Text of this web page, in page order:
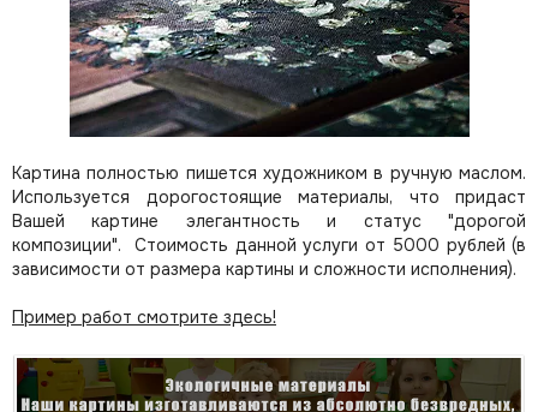
Картина полностью пишется художником в ручную маслом.
Используется дорогостоящие материалы, что придаст
Вашей картине элегантность и статус "дорогой
композиции". Стоимость данной услуги от 5000 рублей (в
зависимости от размера картины и сложности исполнения).
Пример работ смотрите здесь!